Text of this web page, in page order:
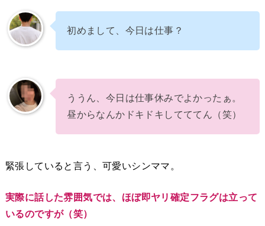
初めまして、今日は仕事？
ううん、今日は仕事休みでよかったぁ。
昼からなんかドキドキしてててん（笑）
緊張していると言う、可愛いシンママ。
実際に話した雰囲気では、ほぼ即ヤリ確定フラグは立って
いるのですが（笑）